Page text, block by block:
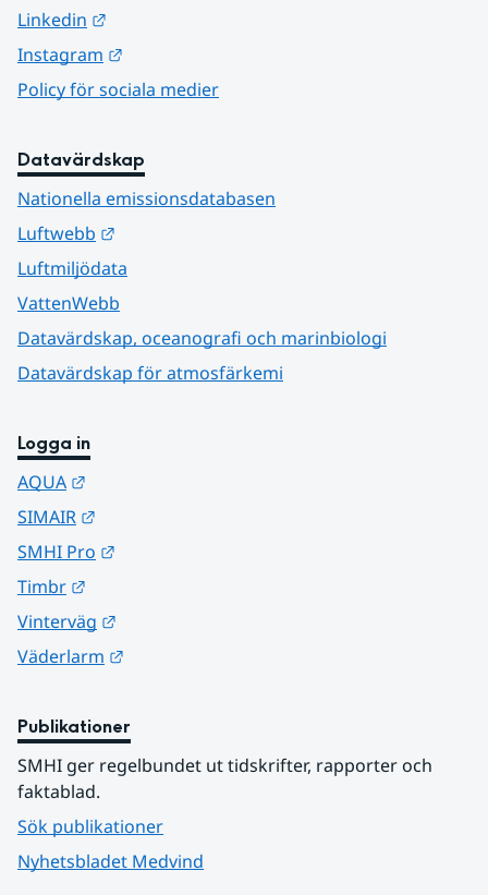
Linkedin
Instagram
Policy för sociala medier
Datavärdskap
Nationella emissionsdatabasen
Luftwebb
Luftmiljödata
VattenWebb
Datavärdskap, oceanografi och marinbiologi
Datavärdskap för atmosfärkemi
Logga in
AQUA
SIMAIR
SMHI Pro
Timbr
Vinterväg
Väderlarm
Publikationer
SMHI ger regelbundet ut tidskrifter, rapporter och
faktablad.
Sök publikationer
Nyhetsbladet Medvind